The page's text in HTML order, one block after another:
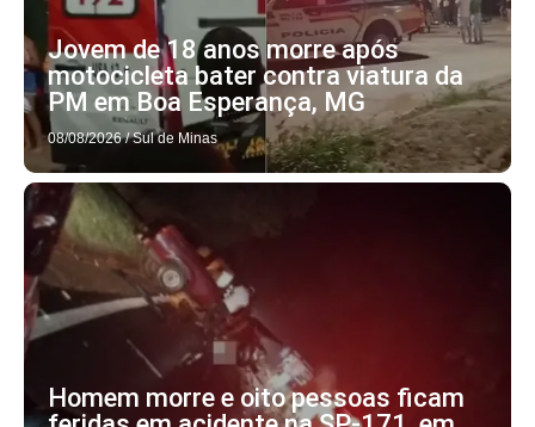
Jovem de 18 anos morre após
motocicleta bater contra viatura da
PM em Boa Esperança, MG
08/08/2026 / Sul de Minas
Homem morre e oito pessoas ficam